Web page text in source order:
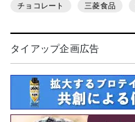
チョコレート 三菱食品
タイアップ企画広告